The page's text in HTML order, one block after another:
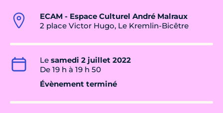
ECAM - Espace Culturel André Malraux
2 place Victor Hugo, Le Kremlin-Bicêtre
Le samedi 2 juillet 2022
De 19 h à 19 h 50
Évènement terminé